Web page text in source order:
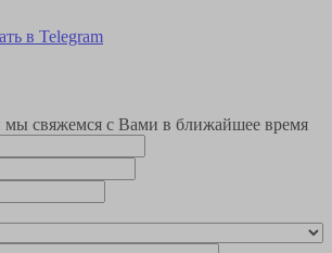
в Telegram
мы свяжемся с Вами в ближайшее время